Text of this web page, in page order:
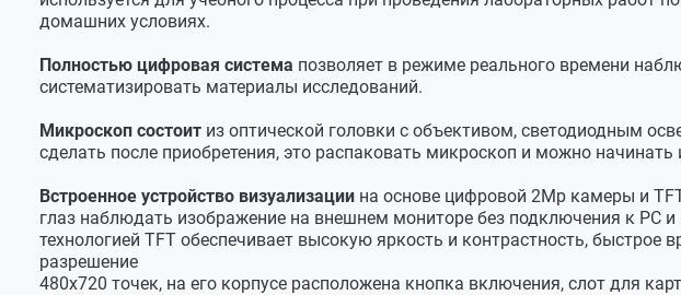
домашних условиях.
Полностью цифровая система позволяет в режиме реального времени
систематизировать материалы исследований.
Микроскоп состоит из оптической головки с объективом, светодиодным
сделать после приобретения, это распаковать микроскоп и можно начинать
Встроенное устройство визуализации на основе цифровой 2Мр камеры и
глаз наблюдать изображение на внешнем мониторе без подключения к РС
технологией TFT обеспечивает высокую яркость и контрастность,
разрешение
480х720 точек, на его корпусе расположена кнопка включения, слот для